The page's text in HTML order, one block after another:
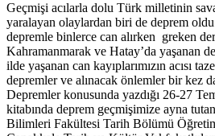
Geçmişi acılarla dolu Türk milletinin
yaralayan olaylardan biri de deprem
depremle binlerce can alırken greken
Kahramanmarak ve Hatay’da yaşanan
ilde yaşanan can kayıplarımızın acısı
depremler ve alınacak önlemler bir kez
Depremler konusunda yazdığı 26-27
kitabında deprem geçmişimize ayna
Bilimleri Fakültesi Tarih Bölümü